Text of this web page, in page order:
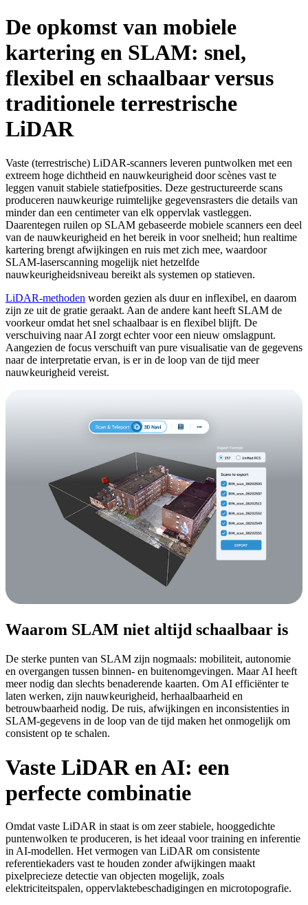
De opkomst van mobiele
kartering en SLAM: snel,
flexibel en schaalbaar versus
traditionele terrestrische
LiDAR
Vaste (terrestrische) LiDAR-scanners leveren puntwolken met een
extreem hoge dichtheid en nauwkeurigheid door scènes vast te
leggen vanuit stabiele statiefposities. Deze gestructureerde scans
produceren nauwkeurige ruimtelijke gegevensrasters die details van
minder dan een centimeter van elk oppervlak vastleggen.
Daarentegen ruilen op SLAM gebaseerde mobiele scanners een deel
van de nauwkeurigheid en het bereik in voor snelheid; hun realtime
kartering brengt afwijkingen en ruis met zich mee, waardoor
SLAM-laserscanning mogelijk niet hetzelfde
nauwkeurigheidsniveau bereikt als systemen op statieven.
LiDAR-methoden worden gezien als duur en inflexibel, en daarom
zijn ze uit de gratie geraakt. Aan de andere kant heeft SLAM de
voorkeur omdat het snel schaalbaar is en flexibel blijft. De
verschuiving naar AI zorgt echter voor een nieuw omslagpunt.
Aangezien de focus verschuift van pure visualisatie van de gegevens
naar de interpretatie ervan, is er in de loop van de tijd meer
nauwkeurigheid vereist.
Waarom SLAM niet altijd schaalbaar is
De sterke punten van SLAM zijn nogmaals: mobiliteit, autonomie
en overgangen tussen binnen- en buitenomgevingen. Maar AI heeft
meer nodig dan slechts benaderende kaarten. Om AI efficiënter te
laten werken, zijn nauwkeurigheid, herhaalbaarheid en
betrouwbaarheid nodig. De ruis, afwijkingen en inconsistenties in
SLAM-gegevens in de loop van de tijd maken het onmogelijk om
consistent op te schalen.
Vaste LiDAR en AI: een
perfecte combinatie
Omdat vaste LiDAR in staat is om zeer stabiele, hooggedichte
puntenwolken te produceren, is het ideaal voor training en inferentie
in AI-modellen. Het vermogen van LiDAR om consistente
referentiekaders vast te houden zonder afwijkingen maakt
pixelprecieze detectie van objecten mogelijk, zoals
elektriciteitspalen, oppervlaktebeschadigingen en microtopografie.